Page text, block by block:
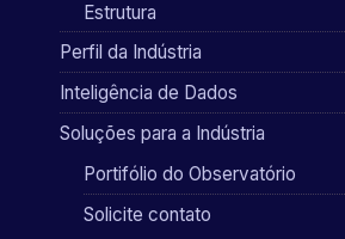
Estrutura
Perfil da Indústria
Inteligência de Dados
Soluções para a Indústria
Portifólio do Observatório
Solicite contato